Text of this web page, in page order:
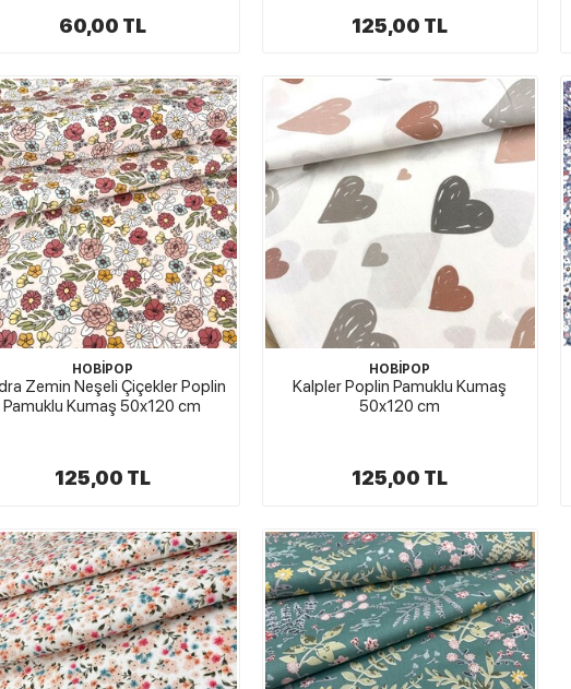
60,00 TL 125,00 TL
HOBİPOP
Zemin Neşeli Çiçekler Poplin
Pamuklu Kumaş 50x120 cm
125,00 TL
HOBİPOP
Kalpler Poplin Pamuklu Kumaş
50x120 cm
125,00 TL